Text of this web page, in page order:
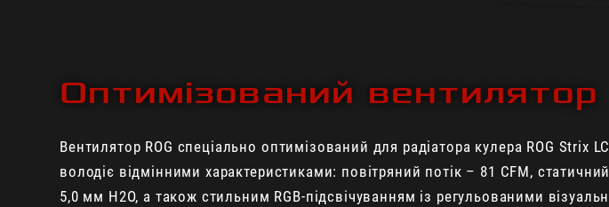
Оптимізований вентилятор
Вентилятор ROG спеціально оптимізований для радіатора кулера ROG Strix LC
володіє відмінними характеристиками: повітряний потік – 81 CFM,
5,0 мм H2O, а також стильним RGB-підсвічуванням із регульованими